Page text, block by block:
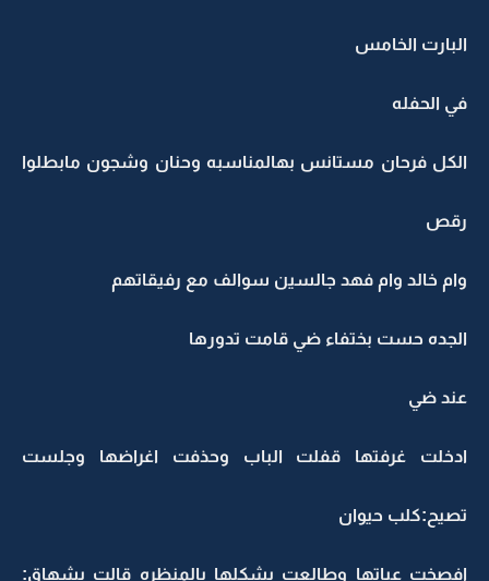
البارت الخامس
في الحفله
الكل فرحان مستانس بهالمناسبه وحنان وشجون مابطلوا
رقص
وام خالد وام فهد جالسين سوالف مع رفيقاتهم
الجده حست بختفاء ضي قامت تدورها
عند ضي
ادخلت غرفتها قفلت الباب وحذفت اغراضها وجلست
تصيح:كلب حيوان
افصخت عباتها وطالعت بشكلها بالمنظره قالت بشهاق: